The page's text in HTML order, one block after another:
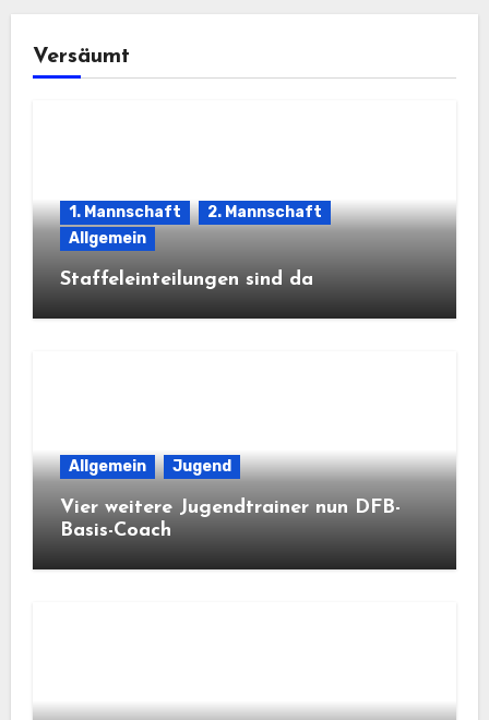
Versäumt
1. Mannschaft
2. Mannschaft
Allgemein
Staffeleinteilungen sind da
Allgemein Jugend
Vier weitere Jugendtrainer nun DFB-
Basis-Coach